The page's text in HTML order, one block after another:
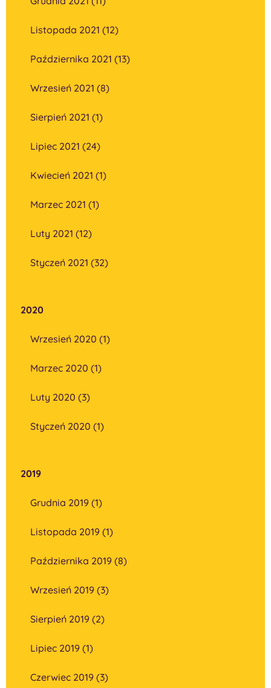
Listopada 2021 (12)
Października 2021 (13)
Wrzesień 2021 (8)
Sierpień 2021 (1)
Lipiec 2021 (24)
Kwiecień 2021 (1)
Marzec 2021 (1)
Luty 2021 (12)
Styczeń 2021 (32)
2020
Wrzesień 2020 (1)
Marzec 2020 (1)
Luty 2020 (3)
Styczeń 2020 (1)
2019
Grudnia 2019 (1)
Listopada 2019 (1)
Października 2019 (8)
Wrzesień 2019 (3)
Sierpień 2019 (2)
Lipiec 2019 (1)
Czerwiec 2019 (3)